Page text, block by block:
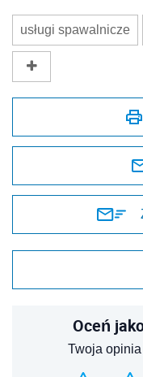
usługi spawalnicze
Oceń
Twoja